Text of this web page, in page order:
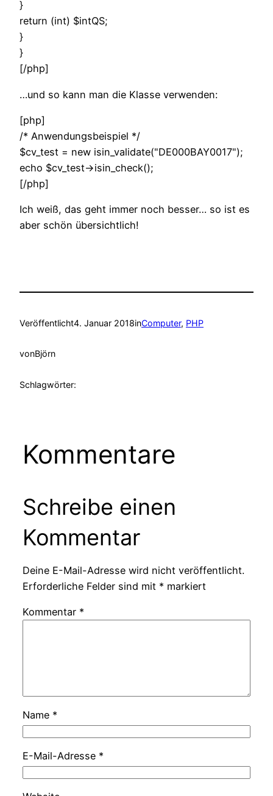
}
return (int) $intQS;
}
}
[/php]
…und so kann man die Klasse verwenden:
[php]
/* Anwendungsbeispiel */
$cv_test = new isin_validate("DE000BAY0017");
echo $cv_test->isin_check();
[/php]
Ich weiß, das geht immer noch besser… so ist es
aber schön übersichtlich!
Veröffentlicht4. Januar 2018inComputer, PHP
vonBjörn
Schlagwörter:
Kommentare
Schreibe einen
Kommentar
Deine E-Mail-Adresse wird nicht veröffentlicht.
Erforderliche Felder sind mit * markiert
Kommentar *
Name *
E-Mail-Adresse *